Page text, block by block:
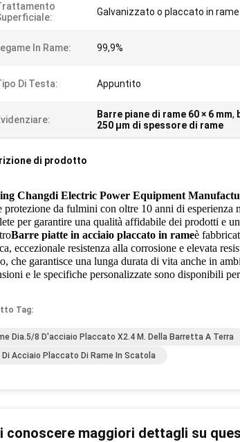
Galvanizzato o placcato in rame
In Rame: 99,9%
Di Testa: Appuntito
Barre piane di rame 60 × 6 mm,
250 μm di spessore di rame
di prodotto
Changdi Electric Power Equipment
protezione da fulmini con oltre 10 anni di
per garantire una qualità affidabile dei prodotti e
Barre piatte in acciaio placcato in rameè
eccezionale resistenza alla corrosione e elevata
che garantisce una lunga durata di vita anche in
e le specifiche personalizzate sono disponibili
Tag:
Dia.5/8 D'acciaio Placcato X2.4 M. Della Barretta A Terra
Di Acciaio Placcato Di Rame In Scatola
conoscere maggiori dettagli su